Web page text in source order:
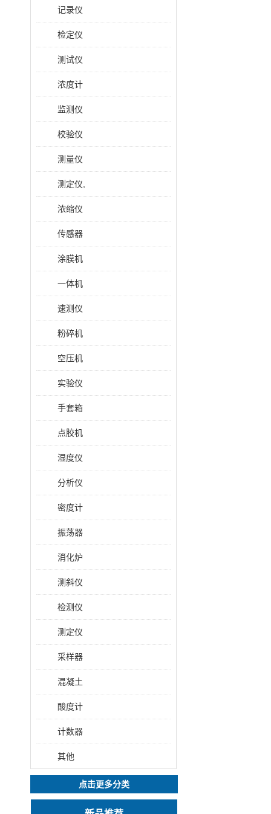
记录仪
检定仪
测试仪
浓度计
监测仪
校验仪
测量仪
测定仪,
浓缩仪
传感器
涂膜机
一体机
速测仪
粉碎机
空压机
实验仪
手套箱
点胶机
湿度仪
分析仪
密度计
振荡器
消化炉
测斜仪
检测仪
测定仪
采样器
混凝土
酸度计
计数器
其他
点击更多分类